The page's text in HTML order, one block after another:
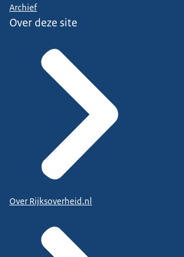
Archief
Over deze site
Over Rijksoverheid.nl